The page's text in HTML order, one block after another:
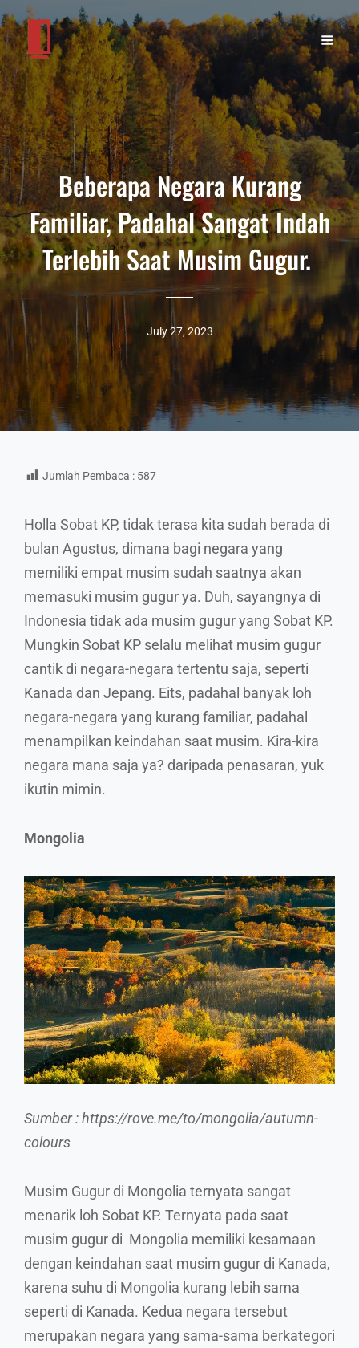
Beberapa Negara Kurang
Familiar, Padahal Sangat Indah
Terlebih Saat Musim Gugur.
July 27, 2023
Jumlah Pembaca : 587
Holla Sobat KP, tidak terasa kita sudah berada di
bulan Agustus, dimana bagi negara yang
memiliki empat musim sudah saatnya akan
memasuki musim gugur ya. Duh, sayangnya di
Indonesia tidak ada musim gugur yang Sobat KP.
Mungkin Sobat KP selalu melihat musim gugur
cantik di negara-negara tertentu saja, seperti
Kanada dan Jepang. Eits, padahal banyak loh
negara-negara yang kurang familiar, padahal
menampilkan keindahan saat musim. Kira-kira
negara mana saja ya? daripada penasaran, yuk
ikutin mimin.
Mongolia
Sumber : https://rove.me/to/mongolia/autumn-
colours
Musim Gugur di Mongolia ternyata sangat
menarik loh Sobat KP. Ternyata pada saat
musim gugur di Mongolia memiliki kesamaan
dengan keindahan saat musim gugur di Kanada,
karena suhu di Mongolia kurang lebih sama
seperti di Kanada. Kedua negara tersebut
merupakan negara yang sama-sama berkategori